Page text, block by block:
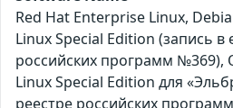
Red Hat Enterprise Linux,
Linux Special Edition (запись в
российских программ №369),
Linux Special Edition для
реестре российских